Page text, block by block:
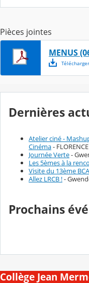
Pièces jointes
MENUS
Télécharger
Dernières
Atelier ciné -
Cinéma-
Journée Verte-
Les 5èmes à la
Visite du 13ème
Allez LRCB !-
Prochains
Collège Jean